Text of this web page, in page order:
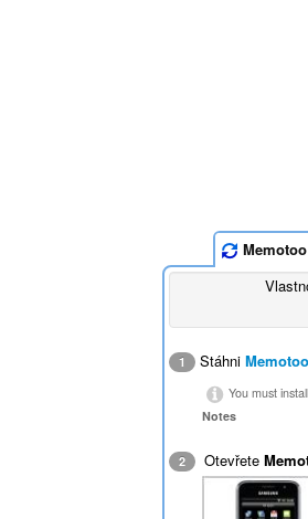
1 Stáhni
You must
Notes
2 Otevřete